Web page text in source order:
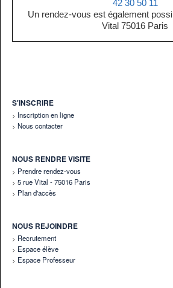
42 30 50 11
Un rendez-vous est également
Vital 75016 Paris
S'INSCRIRE
Inscription en ligne
Nous contacter
NOUS RENDRE VISITE
Prendre rendez-vous
5 rue Vital - 75016 Paris
Plan d'accès
NOUS REJOINDRE
Recrutement
Espace élève
Espace Professeur